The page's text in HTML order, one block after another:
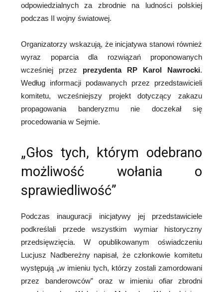
odpowiedzialnych za zbrodnie na ludności polskiej
podczas II wojny światowej.
Organizatorzy wskazują, że inicjatywa stanowi również
wyraz poparcia dla rozwiązań proponowanych
wcześniej przez prezydenta RP Karol Nawrocki.
Według informacji podawanych przez przedstawicieli
komitetu, wcześniejszy projekt dotyczący zakazu
propagowania banderyzmu nie doczekał się
procedowania w Sejmie.
„Głos tych, którym odebrano
możliwość wołania o
sprawiedliwość”
Podczas inauguracji inicjatywy jej przedstawiciele
podkreślali przede wszystkim wymiar historyczny
przedsięwzięcia. W opublikowanym oświadczeniu
Lucjusz Nadbereżny napisał, że członkowie komitetu
występują „w imieniu tych, którzy zostali zamordowani
przez banderowców” oraz w imieniu ofiar zbrodni